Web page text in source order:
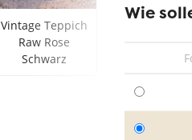
Wie
Vintage Teppich
Raw Rose
Schwarz